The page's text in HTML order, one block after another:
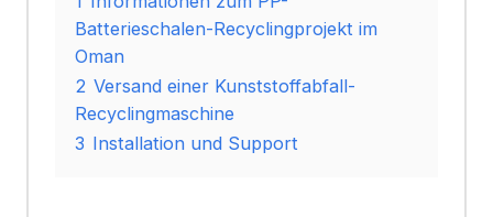
Batterieschalen-Recyclingprojekt im
Oman
2 Versand einer Kunststoffabfall-
Recyclingmaschine
3 Installation und Support